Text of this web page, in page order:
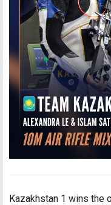
Kazakhstan 1 wins the